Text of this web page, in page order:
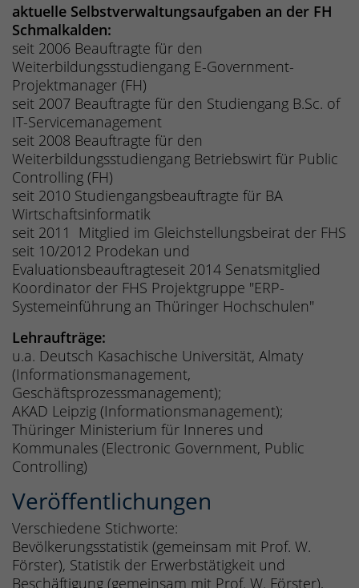
aktuelle Selbstverwaltungsaufgaben an der FH
Schmalkalden:
seit 2006 Beauftragte für den
Weiterbildungsstudiengang E-Government-
Projektmanager (FH)
seit 2007 Beauftragte für den Studiengang B.Sc. of
IT-Servicemanagement
seit 2008 Beauftragte für den
Weiterbildungsstudiengang Betriebswirt für Public
Controlling (FH)
seit 2010 Studiengangsbeauftragte für BA
Wirtschaftsinformatik
seit 2011 Mitglied im Gleichstellungsbeirat der FHS
seit 10/2012 Prodekan und
Evaluationsbeauftragteseit 2014 Senatsmitglied
Koordinator der FHS Projektgruppe "ERP-
Systemeinführung an Thüringer Hochschulen"
Lehraufträge:
u.a. Deutsch Kasachische Universität, Almaty
(Informationsmanagement,
Geschäftsprozessmanagement);
AKAD Leipzig (Informationsmanagement);
Thüringer Ministerium für Inneres und
Kommunales (Electronic Government, Public
Controlling)
Veröffentlichungen
Verschiedene Stichworte:
Bevölkerungsstatistik (gemeinsam mit Prof. W.
Förster), Statistik der Erwerbstätigkeit und
Beschäftigung (gemeinsam mit Prof. W. Förster),